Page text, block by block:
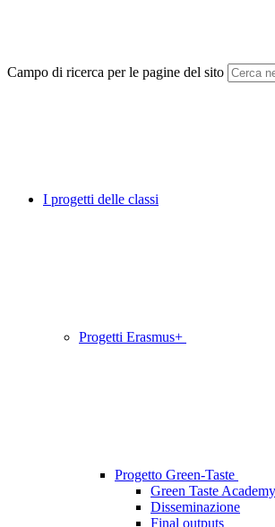
Campo di ricerca per le pagine del sito
I progetti delle classi
Progetti Erasmus+
Progetto Green-Taste
Green Taste Academy
Disseminazione
Final outputs